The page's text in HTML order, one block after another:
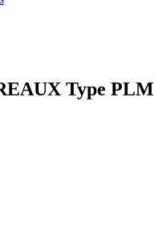
Type PLM